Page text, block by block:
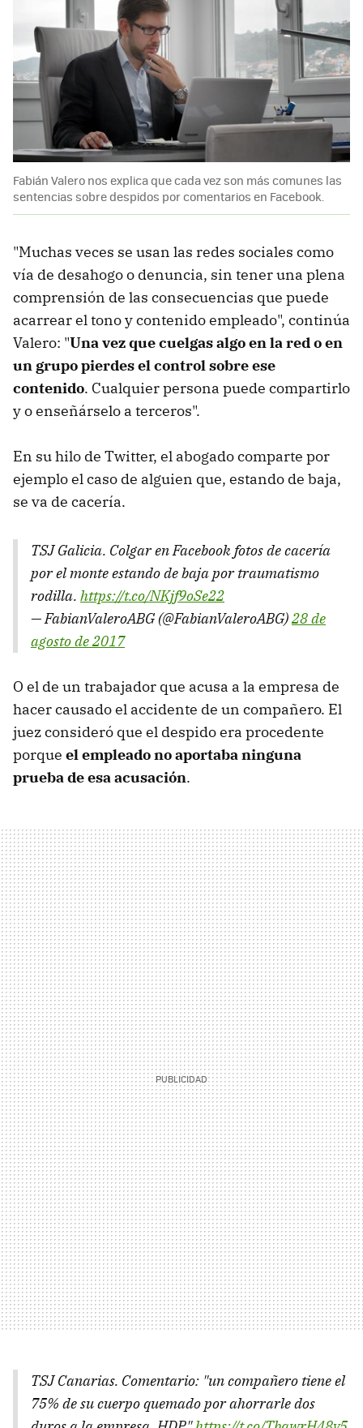
Fabián Valero nos explica que cada vez son más comunes las
sentencias sobre despidos por comentarios en Facebook.
"Muchas veces se usan las redes sociales como
vía de desahogo o denuncia, sin tener una plena
comprensión de las consecuencias que puede
acarrear el tono y contenido empleado", continúa
Valero: "Una vez que cuelgas algo en la red o en
un grupo pierdes el control sobre ese
contenido. Cualquier persona puede compartirlo
y o enseñárselo a terceros".
En su hilo de Twitter, el abogado comparte por
ejemplo el caso de alguien que, estando de baja,
se va de cacería.
TSJ Galicia. Colgar en Facebook fotos de cacería
por el monte estando de baja por traumatismo
rodilla. https://t.co/NKjf9oSe22
— FabianValeroABG (@FabianValeroABG)28 de
agosto de 2017
O el de un trabajador que acusa a la empresa de
hacer causado el accidente de un compañero. El
juez consideró que el despido era procedente
porque el empleado no aportaba ninguna
prueba de esa acusación.
TSJ Canarias. Comentario: "un compañero tiene el
75% de su cuerpo quemado por ahorrarle dos